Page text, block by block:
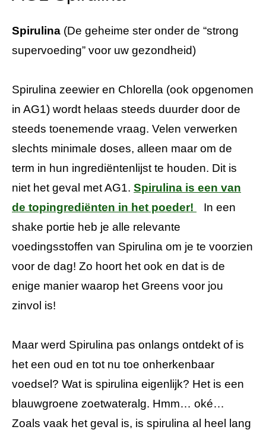
Spirulina (De geheime ster onder de “strong
supervoeding” voor uw gezondheid)
Spirulina zeewier en Chlorella (ook opgenomen
in AG1) wordt helaas steeds duurder door de
steeds toenemende vraag. Velen verwerken
slechts minimale doses, alleen maar om de
term in hun ingrediëntenlijst te houden. Dit is
niet het geval met AG1. Spirulina is een van
de topingrediënten in het poeder!
In een
shake portie heb je alle relevante
voedingsstoffen van Spirulina om je te voorzien
voor de dag! Zo hoort het ook en dat is de
enige manier waarop het Greens voor jou
zinvol is!
Maar werd Spirulina pas onlangs ontdekt of is
het een oud en tot nu toe onherkenbaar
voedsel? Wat is spirulina eigenlijk? Het is een
blauwgroene zoetwateralg. Hmm… oké…
Zoals vaak het geval is, is spirulina al heel lang